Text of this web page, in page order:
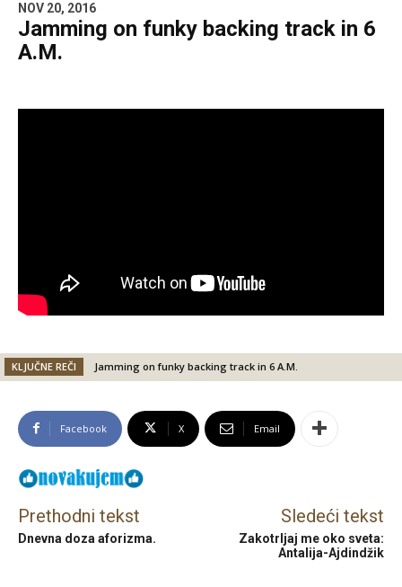
NOV 20, 2016
Jamming on funky backing track in 6
A.M.
KLJUČNE REČI Jamming on funky backing track in 6 A.M.
Facebook X Email
Prethodni tekst
Dnevna doza aforizma.
Sledeći tekst
Zakotrljaj me oko sveta:
Antalija-Ajdindžik